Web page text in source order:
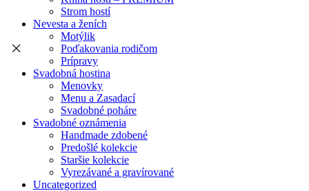
Strom hostí
Nevesta a ženích
Motýlik
Poďakovania rodičom
Prípravy
Svadobná hostina
Menovky
Menu a Zasadací
Svadobné poháre
Svadobné oznámenia
Handmade zdobené
Predošlé kolekcie
Staršie kolekcie
Vyrezávané a gravírované
Uncategorized